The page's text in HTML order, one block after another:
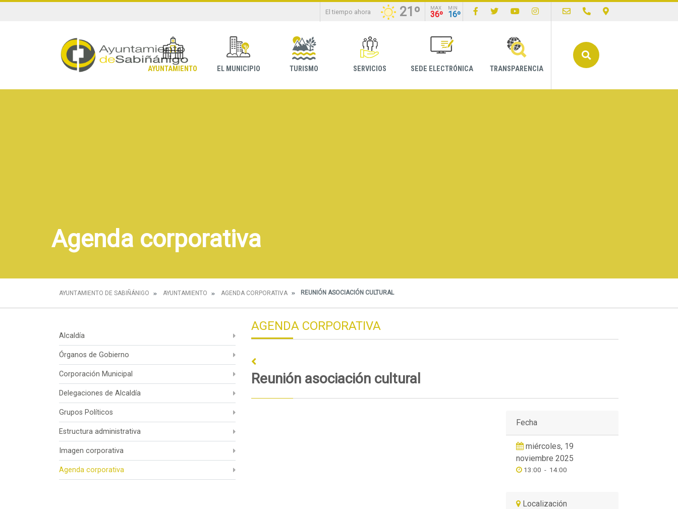
El tiempo ahora 21º MAX
36º
MIN
16º
AYUNTAMIENTO EL MUNICIPIO TURISMO SERVICIOS SEDE ELECTRÓNICA TRANSPARENCIA
Agenda corporativa
AYUNTAMIENTO DE SABIÑÁNIGO AYUNTAMIENTO AGENDA CORPORATIVA REUNIÓN ASOCIACIÓN CULTURAL
Alcaldía
Órganos de Gobierno
Corporación Municipal
Delegaciones de Alcaldía
Grupos Políticos
Estructura administrativa
Imagen corporativa
Agenda corporativa
AGENDA CORPORATIVA
Reunión asociación cultural
Fecha
miércoles, 19
noviembre 2025
13:00 - 14:00
Localización